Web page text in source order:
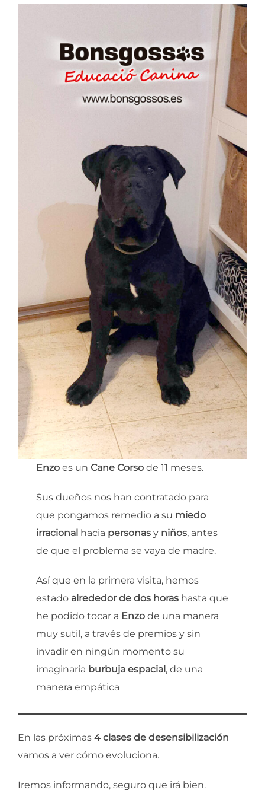
Enzo es unCane Corso de 11 meses.
Sus dueños nos han contratado para
que pongamos remedio a su miedo
irracional hacia personas y niños, antes
de que el problema se vaya de madre.
Así que en la primera visita, hemos
estado alrededor de dos horas hasta que
he podido tocar a Enzo de una manera
muy sutil, a través de premios y sin
invadir en ningún momento su
imaginaria burbuja espacial, de una
manera empática
En las próximas 4 clases de desensibilización
vamos a ver cómo evoluciona.
Iremos informando, seguro que irá bien.